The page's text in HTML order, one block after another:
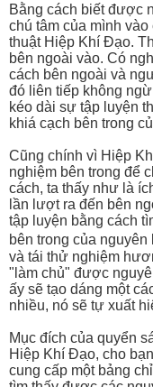
Bằng cách biết được
chú tâm của mình
thuật Hiệp Khí Đạo.
bên ngoài vào. Có
cách bên ngoài và
đó liên tiếp không
kéo dài sự tập luyện
khiá cạch bên trong
Cũng chính vì Hiệp
nghiệm bên trong để
cách, ta thấy như là
lần lượt ra đến bên
tập luyện bằng cách
bên trong của
và tái thử nghiệm
"làm chủ" được
ấy sẽ tạo dáng một
nhiều, nó sẽ tự xuất
Mục đích của quyển
Hiệp Khí Đạo, cho
cung cấp một bảng